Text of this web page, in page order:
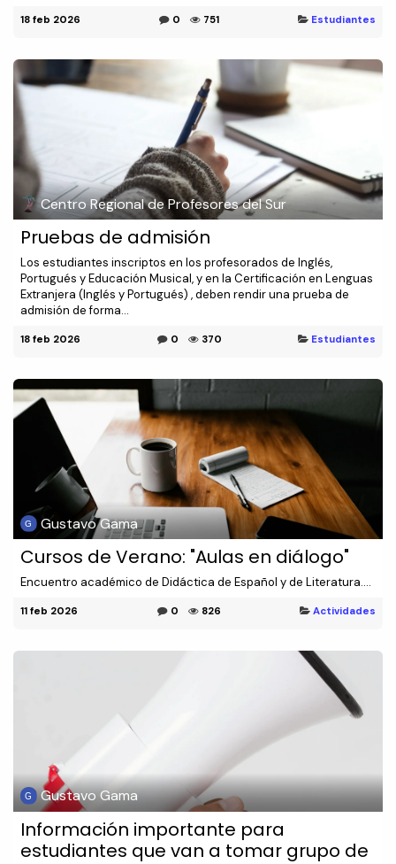
18 feb 2026 0 751 Estudiantes
Centro Regional de Profesores del Sur
Pruebas de admisión
Los estudiantes inscriptos en los profesorados de Inglés,
Portugués y Educación Musical, y en la Certificación en Lenguas
Extranjera (Inglés y Portugués) , deben rendir una prueba de
admisión de forma...
18 feb 2026 0 370 Estudiantes
Gustavo Gama
Cursos de Verano: "Aulas en diálogo"
Encuentro académico de Didáctica de Español y de Literatura....
11 feb 2026 0 826 Actividades
Gustavo Gama
Información importante para
estudiantes que van a tomar grupo de